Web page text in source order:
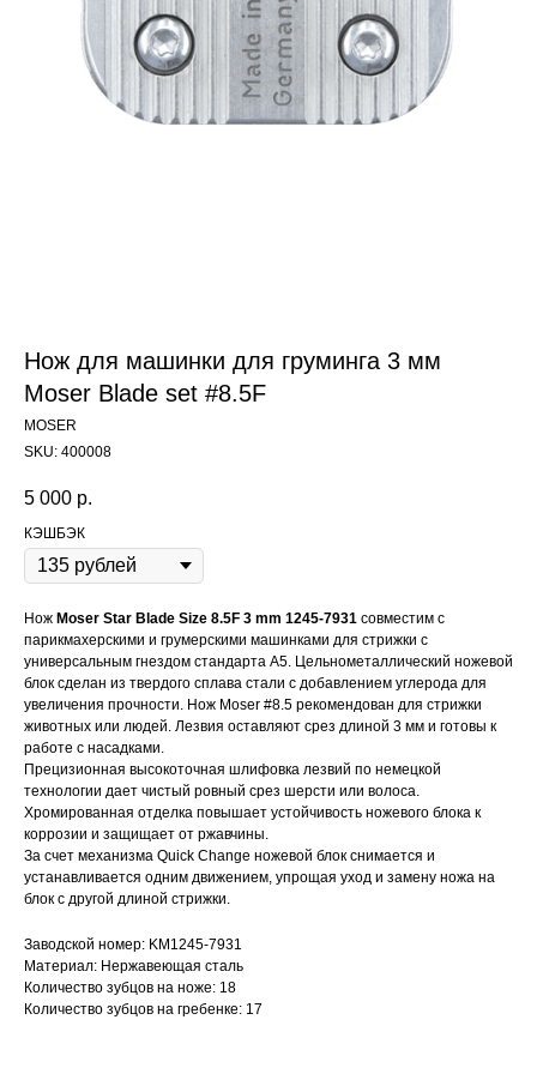
Нож для машинки для груминга 3 мм
Moser Blade set #8.5F
MOSER
SKU: 400008
5 000 р.
КЭШБЭК
Нож Moser Star Blade Size 8.5F 3 mm 1245-7931 совместим с
парикмахерскими и грумерскими машинками для стрижки с
универсальным гнездом стандарта A5. Цельнометаллический ножевой
блок сделан из твердого сплава стали с добавлением углерода для
увеличения прочности. Нож Moser #8.5 рекомендован для стрижки
животных или людей. Лезвия оставляют срез длиной 3 мм и готовы к
работе с насадками.
Прецизионная высокоточная шлифовка лезвий по немецкой
технологии дает чистый ровный срез шерсти или волоса.
Хромированная отделка повышает устойчивость ножевого блока к
коррозии и защищает от ржавчины.
За счет механизма Quick Change ножевой блок снимается и
устанавливается одним движением, упрощая уход и замену ножа на
блок с другой длиной стрижки.
Заводской номер: KM1245-7931
Материал: Нержавеющая сталь
Количество зубцов на ноже: 18
Количество зубцов на гребенке: 17